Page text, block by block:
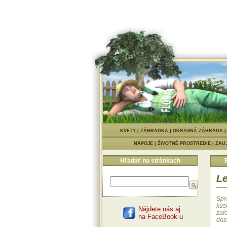
KVETY ZÁHRADKA OKRASNÁ ZÁHRADA
NÁPOJE ŽIVOTNÉ PROSTREDIE
Hľadať na stránkach
Nájdete nás aj
na FaceBook-u